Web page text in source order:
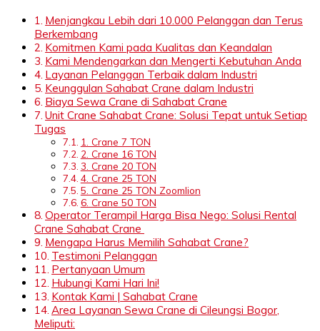
Menjangkau Lebih dari 10.000 Pelanggan dan Terus
Berkembang
Komitmen Kami pada Kualitas dan Keandalan
Kami Mendengarkan dan Mengerti Kebutuhan Anda
Layanan Pelanggan Terbaik dalam Industri
Keunggulan Sahabat Crane dalam Industri
Biaya Sewa Crane di Sahabat Crane
Unit Crane Sahabat Crane: Solusi Tepat untuk Setiap
Tugas
1. Crane 7 TON
2. Crane 16 TON
3. Crane 20 TON
4. Crane 25 TON
5. Crane 25 TON Zoomlion
6. Crane 50 TON
Operator Terampil Harga Bisa Nego: Solusi Rental
Crane Sahabat Crane
Mengapa Harus Memilih Sahabat Crane?
Testimoni Pelanggan
Pertanyaan Umum
Hubungi Kami Hari Ini!
Kontak Kami | Sahabat Crane
Area Layanan Sewa Crane di Cileungsi Bogor,
Meliputi: